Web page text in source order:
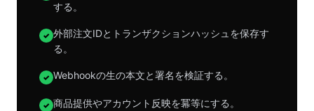
する。
✓ 外部注文IDとトランザクションハッシュを保存す
る。
✓ Webhookの生の本文と署名を検証する。
✓ 商品提供やアカウント反映を冪等にする。